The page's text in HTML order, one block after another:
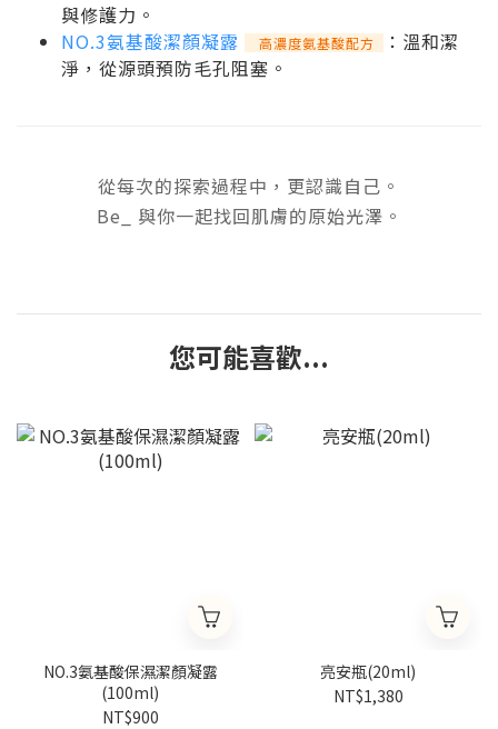
與修護力。
NO.3氨基酸潔顏凝露
高濃度氨基酸配方
：溫和潔
淨，從源頭預防毛孔阻塞。
從每次的探索過程中，更認識自己。
Be_ 與你一起找回肌膚的原始光澤。
您可能喜歡...
NO.3氨基酸保濕潔顏凝露
(100ml)
NT$900
亮安瓶(20ml)
NT$1,380